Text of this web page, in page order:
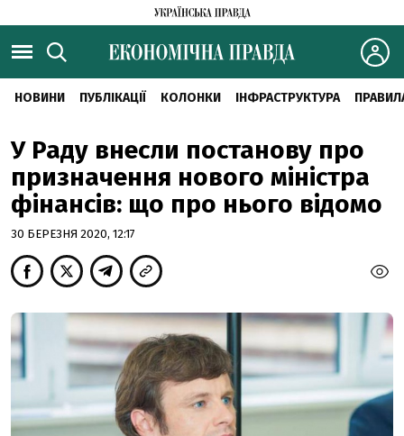
НОВИНИ ПУБЛІКАЦІЇ КОЛОНКИ ІНФРАСТРУКТУРА
У Раду внесли постанову про
призначення нового міністра
фінансів: що про нього відомо
30 БЕРЕЗНЯ 2020, 12:17